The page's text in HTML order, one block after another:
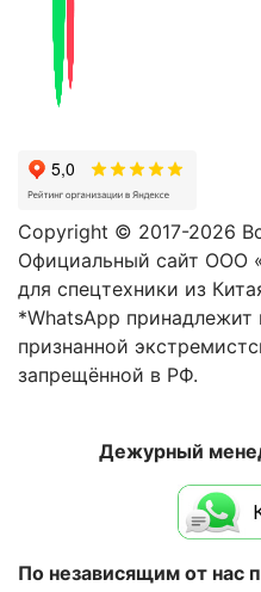
Copyright © 2017-2026
Официальный сайт ООО
для спецтехники из
*WhatsApp принадлежит
признанной
запрещённой в РФ.
Дежурный
По независящим от нас